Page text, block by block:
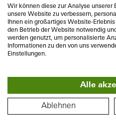
PLANO DE PLANTA
también le ofrece una
diseño, alta
de seguridad.
Profundidad
82mm
Wir können diese zur Analyse unserer
unsere Website zu verbessern,
Ihnen ein großartiges Website-
den Betrieb der Website notwendig
werden genutzt, um personalisierte
Informationen zu den von uns
Einstellungen.
Alle
Ablehnen